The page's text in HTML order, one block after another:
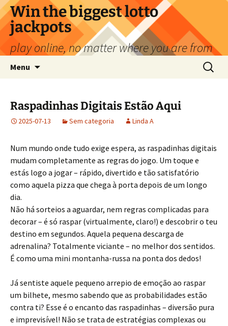
Saltar
para
o
conteúdo
Win the biggest lotto
jackpots
play online, no matter where you are from
Menu
por:
Raspadinhas Digitais Estão Aqui
2025-07-13 Sem categoria Linda A
Num mundo onde tudo exige espera, as raspadinhas digitais
mudam completamente as regras do jogo. Um toque e
estás logo a jogar – rápido, divertido e tão satisfatório
como aquela pizza que chega à porta depois de um longo
dia.
Não há sorteios a aguardar, nem regras complicadas para
decorar – é só raspar (virtualmente, claro!) e descobrir o teu
destino em segundos. Aquela pequena descarga de
adrenalina? Totalmente viciante – no melhor dos sentidos.
É como uma mini montanha-russa na ponta dos dedos!
Já sentiste aquele pequeno arrepio de emoção ao raspar
um bilhete, mesmo sabendo que as probabilidades estão
contra ti? Esse é o encanto das raspadinhas – diversão pura
e imprevisível! Não se trata de estratégias complexas ou